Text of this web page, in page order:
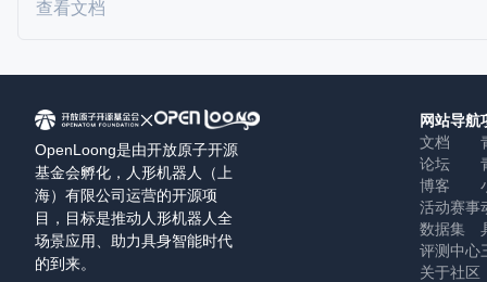
查看文档
OpenLoong是由开放原子开源
基金会孵化，人形机器人（上
海）有限公司运营的开源项
目，目标是推动人形机器人全
场景应用、助力具身智能时代
的到来。
网站导航
文档
论坛
博客
活动赛事
数据集
评测中心
关于社区